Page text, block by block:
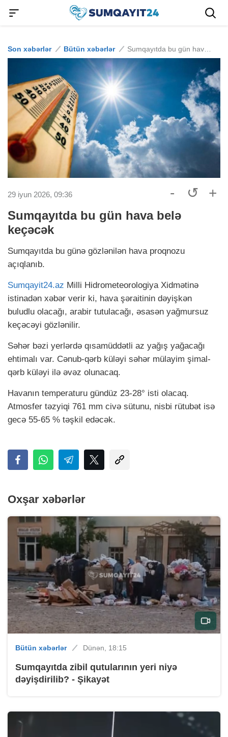
Son xəbərlər Bütün xəbərlər
29 iyun 2026, 09:36 - ↺ +
Sumqayıtda bu gün hava belə
keçəcək
Sumqayıtda bu günə gözlənilən hava proqnozu
açıqlanıb.
Sumqayit24.az Milli Hidrometeorologiya Xidmətinə
istinadən xəbər verir ki, hava şəraitinin dəyişkən
buludlu olacağı, arabir tutulacağı, əsasən yağmursuz
keçəcəyi gözlənilir.
Səhər bəzi yerlərdə qısamüddətli az yağış yağacağı
ehtimalı var. Cənub-qərb küləyi səhər mülayim şimal-
qərb küləyi ilə əvəz olunacaq.
Havanın temperaturu gündüz 23-28° isti olacaq.
Atmosfer təzyiqi 761 mm civə sütunu, nisbi rütubət isə
gecə 55-65 % təşkil edəcək.
Oxşar xəbərlər
Bütün xəbərlər Dünən, 18:15
Sumqayıtda zibil qutularının yeri niyə
dəyişdirilib? - Şikayət